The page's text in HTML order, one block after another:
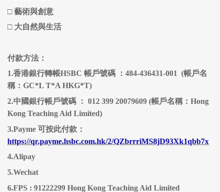
□ 藝術與創意
□ 大自然與生活
付款方法：
1.香港銀行轉帳HSBC 帳戶號碼 ：484-436431-001 (帳戶名
稱：GC*L T*A HKG*T)
2.中國銀行帳戶號碼 ： 012 399 20079609 (帳戶名稱：Hong
Kong Teaching Aid Limited)
3.Payme 可按此付款：
https://qr.payme.hsbc.com.hk/2/QZbrrriMS8jD93Xk1qbb7x
4.Alipay
5.Wechat
6.FPS : 91222299 Hong Kong Teaching Aid Limited